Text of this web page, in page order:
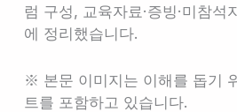
럼 구성, 교육자료·증빙·미참석
에 정리했습니다.
※ 본문 이미지는 이해를 돕기
트를 포함하고 있습니다.